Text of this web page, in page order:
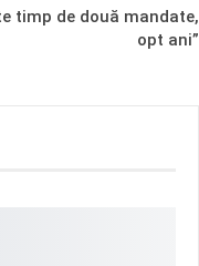
timp de două mandate,
opt ani”